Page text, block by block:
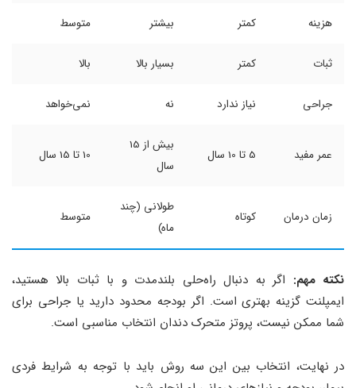
هزینه کمتر بیشتر متوسط
ثبات کمتر بسیار بالا بالا
جراحی نیاز ندارد نه نمی‌خواهد
عمر مفید 5 تا 10 سال
بیش از 15
سال
10 تا 15 سال
زمان درمان کوتاه
طولانی (چند
ماه)
متوسط
نکته مهم: اگر به دنبال راه‌حلی بلندمدت و با ثبات بالا هستید،
ایمپلنت گزینه بهتری است. اگر بودجه محدود دارید یا جراحی برای
شما ممکن نیست، پروتز متحرک دندان انتخاب مناسبی است.
در نهایت، انتخاب بین این سه روش باید با توجه به شرایط فردی